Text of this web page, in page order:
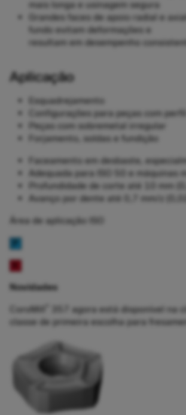
mais longa e usinagem segura
Grandes faces de apoio radial e
fundo evitam deformações e
resultam em desempenho
Aplicação
Esquadrejamento
Configurações para peças com
Peças com sobremetal irregular
Forjamento, soldas e fundição
Faceamento em desbaste,
Adequada para ISO 50 e máquinas
Profundidade de corte até 10 mm
Avanço por dente até 0,7 mm/z
Área de aplicação ISO
Novidades
CoroMill
357 agora está disponível na
classe de primeira escolha para